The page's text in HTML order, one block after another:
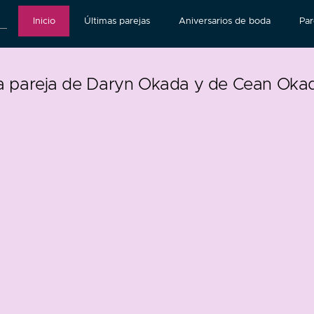
Inicio Últimas parejas Aniversarios de boda
pareja de Daryn Okada y de Cean